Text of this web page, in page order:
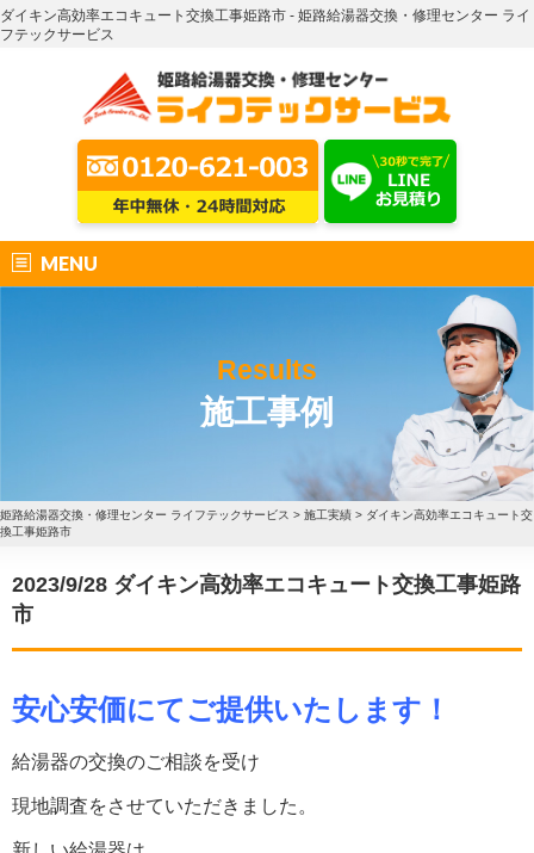
ダイキン高効率エコキュート交換工事姫路市 - 姫路給湯器交換・修理センター ライ
フテックサービス
MENU
Results
施工事例
姫路給湯器交換・修理センター ライフテックサービス > 施工実績 > ダイキン高効率エコキュート交
換工事姫路市
2023/9/28 ダイキン高効率エコキュート交換工事姫路
市
安心安価にてご提供いたします！
給湯器の交換のご相談を受け
現地調査をさせていただきました。